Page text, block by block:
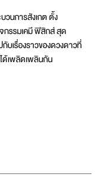
วนการสังเกต ตั้ง
รรมเคมี ฟิสิกส์ สุด
บเรื่องราวของดวงดาวที่
เพลิดเพลินกัน